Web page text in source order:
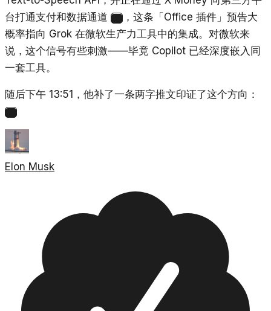
台打通支付和数据通道
，这条「Office 插件」预告大
概率指向 Grok 在微软生产力工具中的集成。对微软来
说，这个信号有些刺激——毕竟 Copilot 已经深度嵌入同
一套工具。
随后下午 13:51，他补了一条两字推文印证了这个方向：
Elon Musk